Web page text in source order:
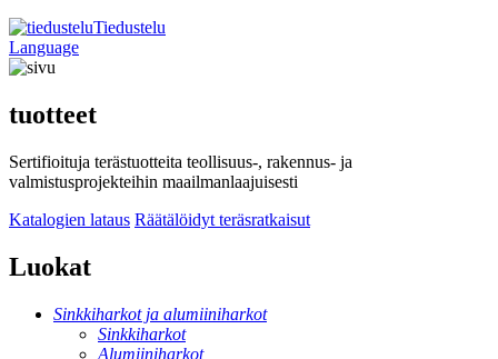
Tiedustelu
Language
tuotteet
Sertifioituja terästuotteita teollisuus-, rakennus- ja
valmistusprojekteihin maailmanlaajuisesti
Katalogien lataus Räätälöidyt teräsratkaisut
Luokat
Sinkkiharkot ja alumiiniharkot
Sinkkiharkot
Alumiiniharkot